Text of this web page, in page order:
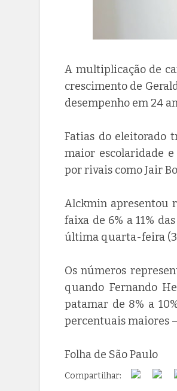
A multiplicação de
crescimento de
desempenho em 24
Fatias do eleitorado
maior escolaridade
por rivais como Jair
Alckmin apresentou
faixa de 6% a 11%
última quarta-feira
Os números
quando Fernando
patamar de 8% a
percentuais maiores
Folha de São Paulo
Compartilhar: